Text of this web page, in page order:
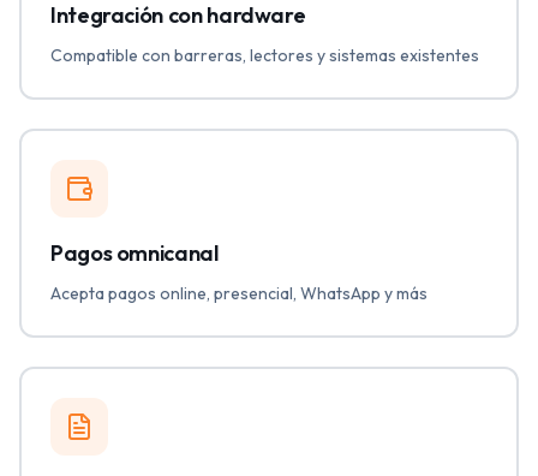
Integración con hardware
Compatible con barreras, lectores y sistemas existentes
Pagos omnicanal
Acepta pagos online, presencial, WhatsApp y más